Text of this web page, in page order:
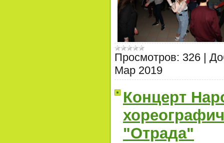
Просмотров: 326 |
Мар 2019
Концерт
"Отрада"